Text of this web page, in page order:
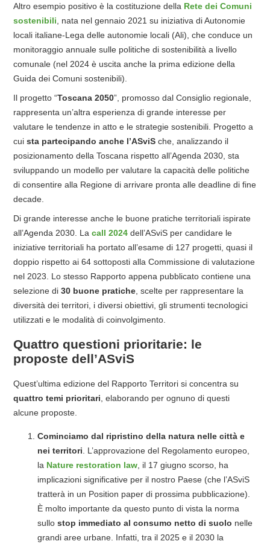
Altro esempio positivo è la costituzione della Rete dei Comuni
sostenibili , nata nel gennaio 2021 su iniziativa di Autonomie
locali italiane-Lega delle autonomie locali (Ali), che conduce un
monitoraggio annuale sulle politiche di sostenibilità a livello
comunale (nel 2024 è uscita anche la prima edizione della
Guida dei Comuni sostenibili).
Il progetto “Toscana 2050”, promosso dal Consiglio regionale,
rappresenta un’altra esperienza di grande interesse per
valutare le tendenze in atto e le strategie sostenibili. Progetto a
cui sta partecipando anche l’ASviS che, analizzando il
posizionamento della Toscana rispetto all’Agenda 2030, sta
sviluppando un modello per valutare la capacità delle politiche
di consentire alla Regione di arrivare pronta alle deadline di fine
decade.
Di grande interesse anche le buone pratiche territoriali ispirate
all’Agenda 2030. La call 2024 dell’ASviS per candidare le
iniziative territoriali ha portato all’esame di 127 progetti, quasi il
doppio rispetto ai 64 sottoposti alla Commissione di valutazione
nel 2023. Lo stesso Rapporto appena pubblicato contiene una
selezione di 30 buone pratiche , scelte per rappresentare la
diversità dei territori, i diversi obiettivi, gli strumenti tecnologici
utilizzati e le modalità di coinvolgimento.
Quattro questioni prioritarie: le
proposte dell’ASviS
Quest’ultima edizione del Rapporto Territori si concentra su
quattro temi prioritari, elaborando per ognuno di questi
alcune proposte.
Cominciamo dal ripristino della natura nelle città e
nei territori . L’approvazione del Regolamento europeo,
la Nature restoration law , il 17 giugno scorso, ha
implicazioni significative per il nostro Paese (che l’ASviS
tratterà in un Position paper di prossima pubblicazione).
È molto importante da questo punto di vista la norma
sullo stop immediato al consumo netto di suolo nelle
grandi aree urbane. Infatti, tra il 2025 e il 2030 la